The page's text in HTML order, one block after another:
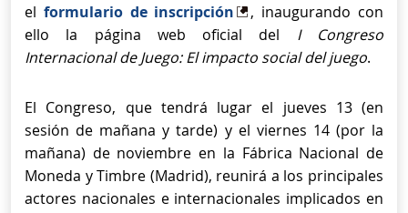
el formulario de inscripción
, inaugurando con
ello la página web oficial del I Congreso
Internacional de Juego: El impacto social del juego.
El Congreso, que tendrá lugar el jueves 13 (en
sesión de mañana y tarde) y el viernes 14 (por la
mañana) de noviembre en la Fábrica Nacional de
Moneda y Timbre (Madrid), reunirá a los principales
actores nacionales e internacionales implicados en